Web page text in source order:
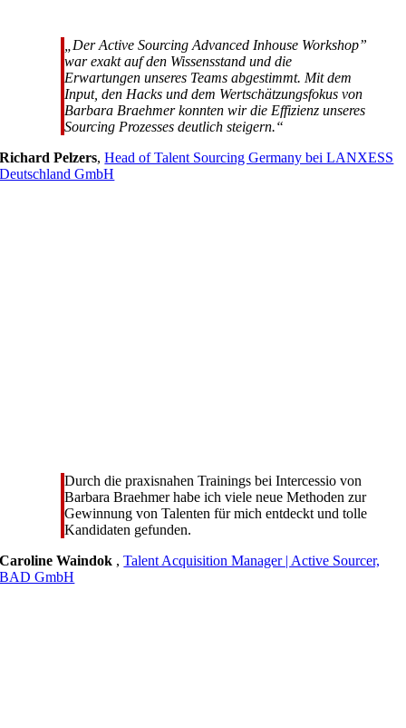
„Der Active Sourcing Advanced Inhouse Workshop”
war exakt auf den Wissensstand und die
Erwartungen unseres Teams abgestimmt. Mit dem
Input, den Hacks und dem Wertschätzungsfokus von
Barbara Braehmer konnten wir die Effizienz unseres
Sourcing Prozesses deutlich steigern.“
Richard Pelzers,Head of Talent Sourcing Germany bei LANXESS
Deutschland GmbH
Durch die praxisnahen Trainings bei Intercessio von
Barbara Braehmer habe ich viele neue Methoden zur
Gewinnung von Talenten für mich entdeckt und tolle
Kandidaten gefunden.
Caroline Waindok ,Talent Acquisition Manager | Active Sourcer,
BAD GmbH